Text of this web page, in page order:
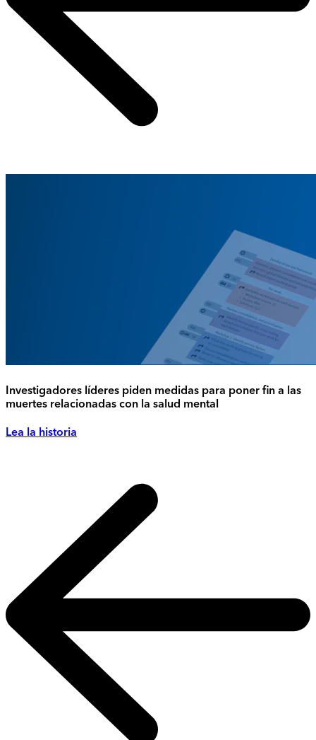
Investigadores líderes piden medidas para poner fin a las
muertes relacionadas con la salud mental
Lea la historia